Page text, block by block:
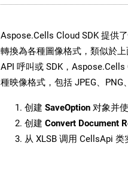
Aspose.Cells Cloud SDK 提供
轉換為各種圖像格式，類似於
API 呼叫或 SDK，
種映像格式，包括 JPEG、PNG
创建 SaveOption 对象并
创建 Convert Document
从 XLSB 调用 CellsApi 类